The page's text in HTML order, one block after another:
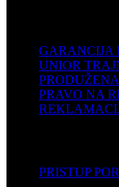
GARANCIJA
UNIOR
PRAVO NA
PRISTUP